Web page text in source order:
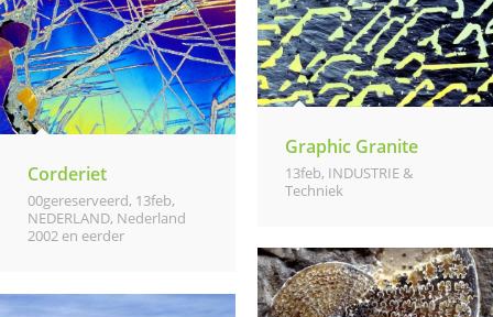
Graphic Granite
13feb, INDUSTRIE &
Techniek
Corderiet
00gereserveerd, 13feb,
NEDERLAND, Nederland
2002 en eerder